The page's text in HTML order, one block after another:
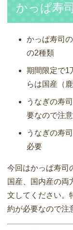
かっぱ寿
かっぱ寿司
の2種類
期間限定で1
らは国産（
うなぎの寿
要なので注意
うなぎの寿
必要
今回はかっぱ寿司
国産、国内産の両
文してください。
約が必要なので注